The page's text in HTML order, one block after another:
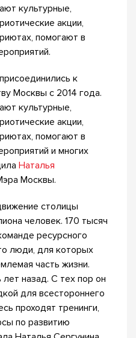
культурные,
акции,
помогают в
к
Москвы с 2014 года.
культурные,
акции,
помогают в
и многих
Наталья
Москвы.
столицы
человек. 170 тысяч
ресурсного
люди, для которых
часть жизни.
назад. С тех пор он
для всестороннего
проходят тренинги,
по развитию